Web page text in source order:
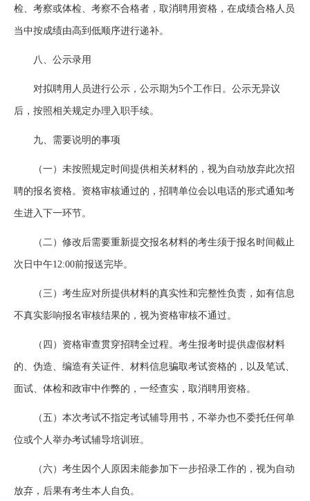
检、考察或体检、考察不合格者，取消聘用资格，在成绩合格人员
当中按成绩由高到低顺序进行递补。
八、公示录用
对拟聘用人员进行公示，公示期为5个工作日。公示无异议
后，按照相关规定办理入职手续。
九、需要说明的事项
（一）未按照规定时间提供相关材料的，视为自动放弃此次招
聘的报名资格。资格审核通过的，招聘单位会以电话的形式通知考
生进入下一环节。
（二）修改后需要重新提交报名材料的考生须于报名时间截止
次日中午12:00前报送完毕。
（三）考生应对所提供材料的真实性和完整性负责，如有信息
不真实影响报名审核结果的，视为资格审核不通过。
（四）资格审查贯穿招聘全过程。考生报考时提供虚假材料
的、伪造、编造有关证件、材料信息骗取考试资格的，以及笔试、
面试、体检和政审中作弊的，一经查实，取消聘用资格。
（五）本次考试不指定考试辅导用书，不举办也不委托任何单
位或个人举办考试辅导培训班。
（六）考生因个人原因未能参加下一步招录工作的，视为自动
放弃，后果有考生本人自负。